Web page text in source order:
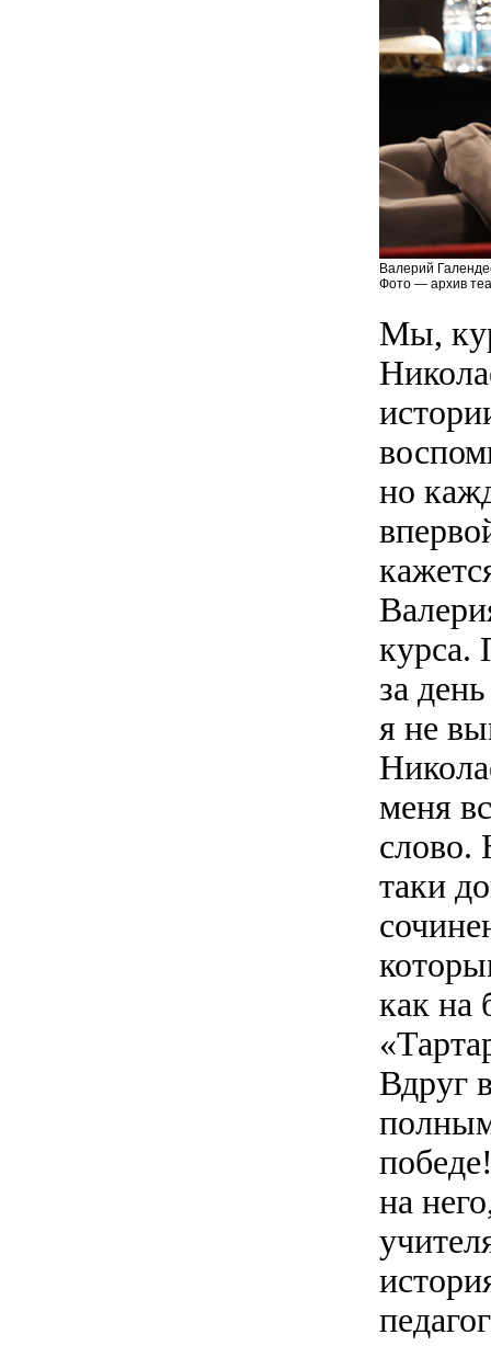
Валерий
Фото — архив
Мы,
но
курса.
за
я не
меня
слово.
таки
как на
Вдруг
на